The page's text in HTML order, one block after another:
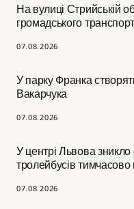
На вулиці Стрийській
громадського
07.08.2026
У парку Франка
Вакарчука
07.08.2026
У центрі Львова зникло
тролейбусів тимчасово
07.08.2026